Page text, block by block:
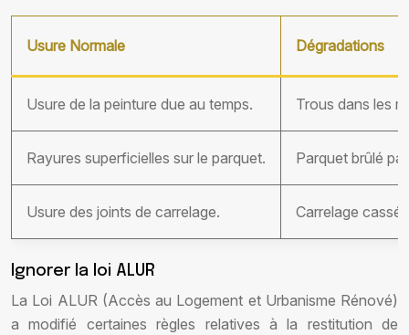
Usure Normale Dégradations
Usure de la peinture due au temps. Trous dans les
Rayures superficielles sur le parquet. Parquet brûlé
Usure des joints de carrelage. Carrelage cassé
Ignorer la loi ALUR
La Loi ALUR (Accès au Logement et Urbanisme Rénové)
a modifié certaines règles relatives à la restitution de